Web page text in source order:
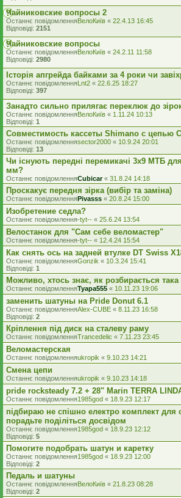
Чайниковские вопросы 2
Останнє повідомленняВелоКиїв « 22.4.13 16:45
Відповіді: 2151
Чайниковские вопросы
Останнє повідомленняВелоКиїв « 24.2.11 11:58
Відповіді: 2980
Історія апгрейда байками за 4 роки чи
Останнє повідомленняLnt2 « 22.6.25 18:27
Відповіді: 397
Занадто сильно прилягає переклюк до
Останнє повідомленняВелоКиїв « 1.11.24 10:13
Відповіді: 1
Совместимость кассеты Shimano с цепью
Останнє повідомленняsector2000 « 10.9.24 20:01
Відповіді: 13
Чи існують передні перемикачі 3x9 МТБ для
мм?
Останнє повідомленняCubicar« 31.8.24 14:18
Проскакує передня зірка (вибір та заміна)
Останнє повідомленняPivasss « 20.8.24 15:00
Изобретение седла?
Останнє повідомлення-tyt-- « 25.6.24 13:54
Велостанок для "Сам себе веломастер"
Останнє повідомлення-tyt-- « 12.4.24 15:54
Как снять ось на задней втулке DT Swiss
Останнє повідомленняGonzik « 10.3.24 15:41
Відповіді: 1
Можливо, хтось знає, як розбирається така
Останнє повідомленняTyapa555 « 10.11.23 19:06
заменить шатуны на Pride Donut 6.1
Останнє повідомленняAlex-CUBE « 8.11.23 16:58
Відповіді: 2
Кріплення під диск на сталеву раму
Останнє повідомленняTrancedelic « 7.11.23 23:45
Веломастерская
Останнє повідомленняukropik « 9.10.23 14:21
Смена цепи
Останнє повідомленняukropik « 9.10.23 14:18
pride rocksteady 7.2 + 28" Marin TERRA
Останнє повідомлення1985god « 18.9.23 12:17
підбираю не спішно електро комплект для
порадьте поділіться досвідом
Останнє повідомлення1985god « 18.9.23 12:12
Відповіді: 5
Помогите подобрать шатун и каретку
Останнє повідомлення1985god « 18.9.23 12:00
Відповіді: 2
Педаль и шатуны
Останнє повідомленняВелоКиїв « 21.8.23 08:28
Відповіді: 2